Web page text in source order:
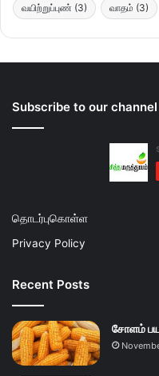
வயிற்றுப்புண் (3) வாதம் (3)
Subscribe to our channel
தொடர்புகொள்ள
Privacy Policy
Recent Posts
சோளம்